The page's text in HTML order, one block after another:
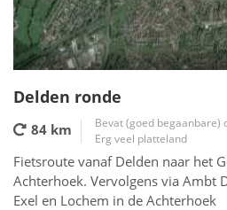
Delden ronde
84 km
Bevat (goed begaanbare)
Erg veel platteland
Fietsroute vanaf Delden naar het
Achterhoek. Vervolgens via Ambt
Exel en Lochem in de Achterhoek